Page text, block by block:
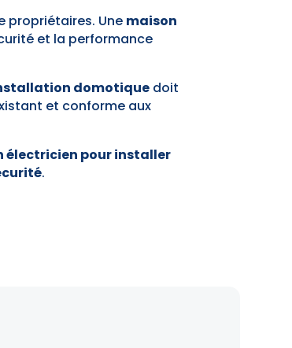
propriétaires. Une maison
et la performance
domotique doit
et conforme aux
électricien pour installer
.